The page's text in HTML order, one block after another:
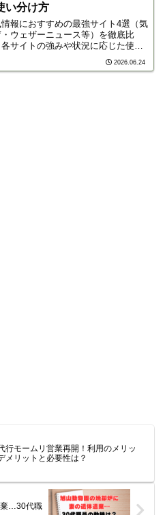
い分け方
情報におすすめの最強サイト4選（気
ウェザーニュース等）を徹底比
サイトの強みや状況に応じた使い
方を解説します。これさえ見れば、
台風の情報収集に迷いません！
2026.06.24
行モームリ営業再開！利用のメリッ
メリットと必要性は？
棄…30代職